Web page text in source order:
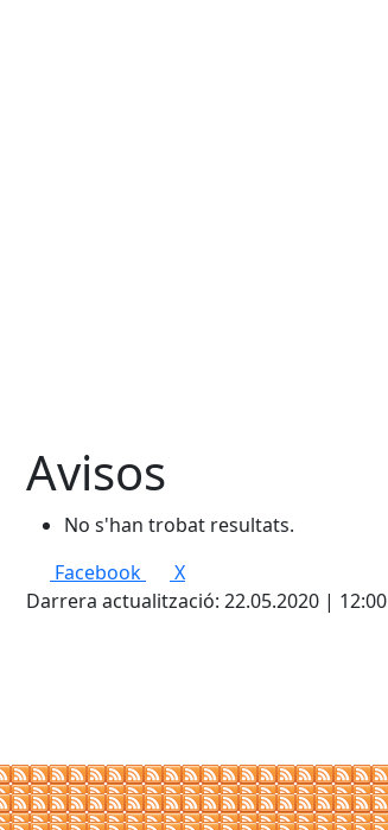
Avisos
No s'han trobat resultats.
Facebook
X
Darrera actualització: 22.05.2020 | 12:00